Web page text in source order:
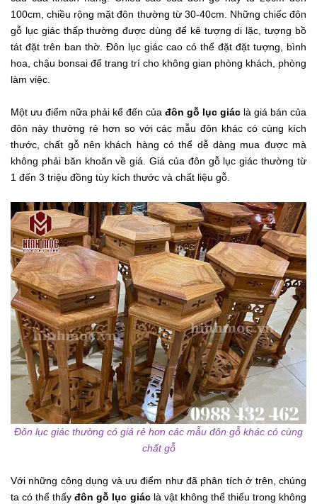
100cm, chiều rộng mặt đôn thường từ 30-40cm. Những chiếc đôn
gỗ lục giác thấp thường được dùng để kê tượng di lặc, tượng bồ
tát đặt trên ban thờ. Đôn lục giác cao có thể đặt đặt tượng, bình
hoa, chậu bonsai để trang trí cho không gian phòng khách, phòng
làm việc.
Một ưu điểm nữa phải kể đến của đôn gỗ lục giác là giá bán của
đôn này thường rẻ hơn so với các mẫu đôn khác có cùng kích
thước, chất gỗ nên khách hàng có thể dễ dàng mua được mà
không phải băn khoăn về giá. Giá của đôn gỗ lục giác thường từ
1 đến 3 triệu đồng tùy kích thước và chất liệu gỗ.
Đôn lục giác thường có giá rẻ hơn các mẫu đôn gỗ khác có cùng
chất gỗ
Với những công dụng và ưu điểm như đã phân tích ở trên, chúng
ta có thể thấyđôn gỗ lục giáclà vật không thể thiếu trong không